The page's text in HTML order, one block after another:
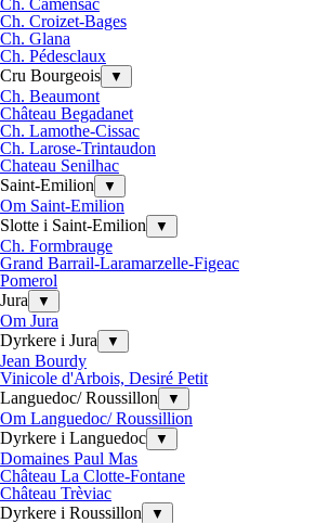
Ch. Camensac
Ch. Croizet-Bages
Ch. Glana
Ch. Pédesclaux
Cru Bourgeois
▼
Ch. Beaumont
Château Begadanet
Ch. Lamothe-Cissac
Ch. Larose-Trintaudon
Chateau Senilhac
Saint-Emilion
▼
Om Saint-Emilion
Slotte i Saint-Emilion
▼
Ch. Formbrauge
Grand Barrail-Laramarzelle-Figeac
Pomerol
Jura
▼
Om Jura
Dyrkere i Jura
▼
Jean Bourdy
Vinicole d'Arbois, Desiré Petit
Languedoc/ Roussillon
▼
Om Languedoc/ Roussillion
Dyrkere i Languedoc
▼
Domaines Paul Mas
Château La Clotte-Fontane
Château Trèviac
Dyrkere i Roussillon
▼